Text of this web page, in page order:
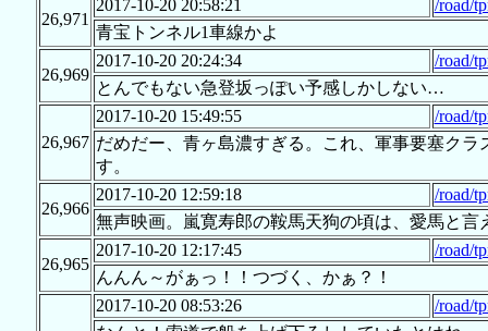
26,971
2017-10-20 20:58:21
/road/
青宝トンネル1車線かよ
26,969
2017-10-20 20:24:34
/road/
とんでもない急登坂っぽい予感しかしない…
26,967
2017-10-20 15:49:55
/road/
だめだー、青ヶ島濃すぎる。これ、軍事要塞ク
す。
26,966
2017-10-20 12:59:18
/road/
無声映画。嵐寛寿郎の鞍馬天狗の頃は、愛馬と
26,965
2017-10-20 12:17:45
/road/
んんん～がぁっ！！つづく、かぁ？！
2017-10-20 08:53:26
/road/